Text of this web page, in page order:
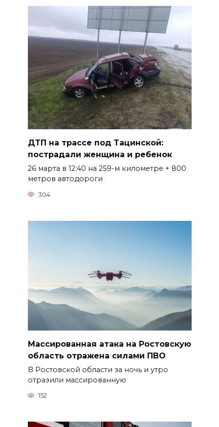
ДТП на трассе под Тацинской:
пострадали женщина и ребенок
26 марта в 12:40 на 259-м километре + 800
метров автодороги
304
Массированная атака на Ростовскую
область отражена силами ПВО
В Ростовской области за ночь и утро
отразили массированную
152